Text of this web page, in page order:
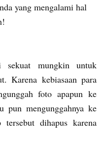
yang mengalami hal
sekuat mungkin untuk
Karena kebiasaan para
foto apapun ke
pun mengunggahnya ke
dihapus karena